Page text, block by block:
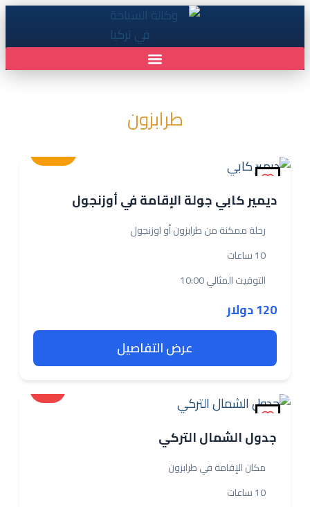
طرابزون
ديمير كابي جولة الإقامة في أوزنجول
رحلة ممكنة من طرابزون أو اوزنجول
10 ساعات
التوقيت المثالي 10:00
120 دولار
عرض التفاصيل
جدول الشمال التركي
مكان الإقامة في طرابزون
10 ساعات